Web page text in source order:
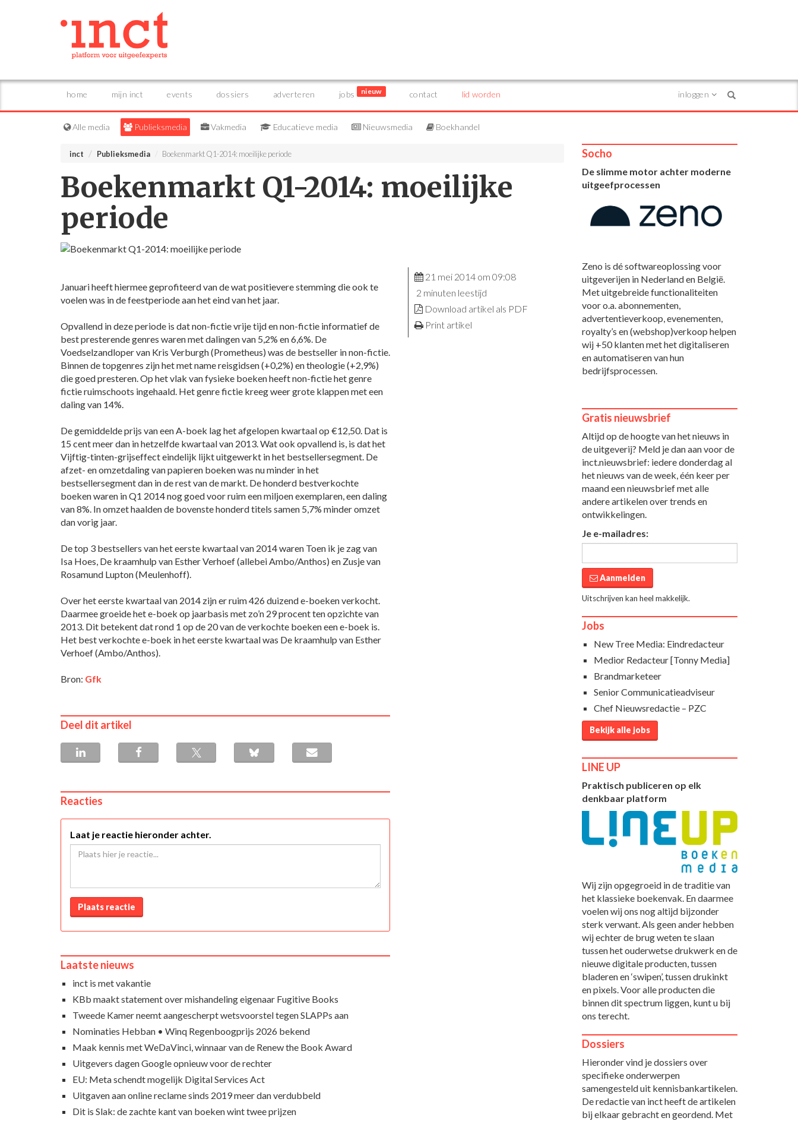
home mijn inct events dossiers adverteren jobs nieuw contact lid worden inloggen
Alle media Publieksmedia Vakmedia Educatieve media Nieuwsmedia Boekhandel
inct Publieksmedia Boekenmarkt Q1-2014: moeilijke periode
Boekenmarkt Q1-2014: moeilijke
periode
Januari heeft hiermee geprofiteerd van de wat positievere stemming die ook te
voelen was in de feestperiode aan het eind van het jaar.
Opvallend in deze periode is dat non-fictie vrije tijd en non-fictie informatief de
best presterende genres waren met dalingen van 5,2% en 6,6%. De
Voedselzandloper van Kris Verburgh (Prometheus) was de bestseller in non-fictie.
Binnen de topgenres zijn het met name reisgidsen (+0,2%) en theologie (+2,9%)
die goed presteren. Op het vlak van fysieke boeken heeft non-fictie het genre
fictie ruimschoots ingehaald. Het genre fictie kreeg weer grote klappen met een
daling van 14%.
De gemiddelde prijs van een A-boek lag het afgelopen kwartaal op €12,50. Dat is
15 cent meer dan in hetzelfde kwartaal van 2013. Wat ook opvallend is, is dat het
Vijftig-tinten-grijseffect eindelijk lijkt uitgewerkt in het bestsellersegment. De
afzet- en omzetdaling van papieren boeken was nu minder in het
bestsellersegment dan in de rest van de markt. De honderd bestverkochte
boeken waren in Q1 2014 nog goed voor ruim een miljoen exemplaren, een daling
van 8%. In omzet haalden de bovenste honderd titels samen 5,7% minder omzet
dan vorig jaar.
De top 3 bestsellers van het eerste kwartaal van 2014 waren Toen ik je zag van
Isa Hoes, De kraamhulp van Esther Verhoef (allebei Ambo/Anthos) en Zusje van
Rosamund Lupton (Meulenhoff).
Over het eerste kwartaal van 2014 zijn er ruim 426 duizend e-boeken verkocht.
Daarmee groeide het e-boek op jaarbasis met zo’n 29 procent ten opzichte van
2013. Dit betekent dat rond 1 op de 20 van de verkochte boeken een e-boek is.
Het best verkochte e-boek in het eerste kwartaal was De kraamhulp van Esther
Verhoef (Ambo/Anthos).
Bron: Gfk
21 mei 2014 om 09:08
2 minuten leestijd
Download artikel als PDF
Print artikel
Deel dit artikel
Reacties
Laat je reactie hieronder achter.
Plaats reactie
Laatste nieuws
inct is met vakantie
KBb maakt statement over mishandeling eigenaar Fugitive Books
Tweede Kamer neemt aangescherpt wetsvoorstel tegen SLAPPs aan
Nominaties Hebban • Winq Regenboogprijs 2026 bekend
Maak kennis met WeDaVinci, winnaar van de Renew the Book Award
Uitgevers dagen Google opnieuw voor de rechter
EU: Meta schendt mogelijk Digital Services Act
Uitgaven aan online reclame sinds 2019 meer dan verdubbeld
Dit is Slak: de zachte kant van boeken wint twee prijzen
Socho
De slimme motor achter moderne
uitgeefprocessen
Zeno is dé softwareoplossing voor
uitgeverijen in Nederland en België.
Met uitgebreide functionaliteiten
voor o.a. abonnementen,
advertentieverkoop, evenementen,
royalty’s en (webshop)verkoop helpen
wij +50 klanten met het digitaliseren
en automatiseren van hun
bedrijfsprocessen.
Gratis nieuwsbrief
Altijd op de hoogte van het nieuws in
de uitgeverij? Meld je dan aan voor de
inct.nieuwsbrief: iedere donderdag al
het nieuws van de week, één keer per
maand een nieuwsbrief met alle
andere artikelen over trends en
ontwikkelingen.
Je e-mailadres:
Aanmelden
Uitschrijven kan heel makkelijk.
Jobs
New Tree Media: Eindredacteur
Medior Redacteur [Tonny Media]
Brandmarketeer
Senior Communicatieadviseur
Chef Nieuwsredactie – PZC
Bekijk alle jobs
LINE UP
Praktisch publiceren op elk
denkbaar platform
Wij zijn opgegroeid in de traditie van
het klassieke boekenvak. En daarmee
voelen wij ons nog altijd bijzonder
sterk verwant. Als geen ander hebben
wij echter de brug weten te slaan
tussen het ouderwetse drukwerk en de
nieuwe digitale producten, tussen
bladeren en ‘swipen’, tussen drukinkt
en pixels. Voor alle producten die
binnen dit spectrum liggen, kunt u bij
ons terecht.
Dossiers
Hieronder vind je dossiers over
specifieke onderwerpen
samengesteld uit kennisbankartikelen.
De redactie van inct heeft de artikelen
bij elkaar gebracht en geordend. Met